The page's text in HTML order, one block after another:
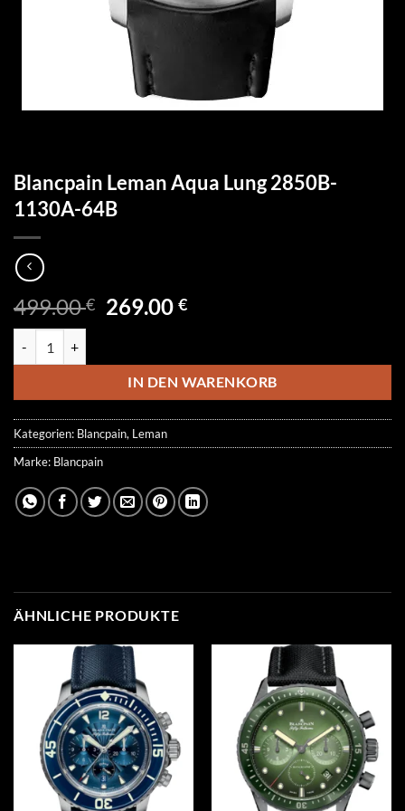
Blancpain Leman Aqua Lung 2850B-
1130A-64B
499.00€ Ursprünglicher
499.00 €
269.00€Aktueller
269.00 €.
IN DEN WARENKORB
Kategorien: Blancpain, Leman
Marke: Blancpain
ÄHNLICHE PRODUKTE